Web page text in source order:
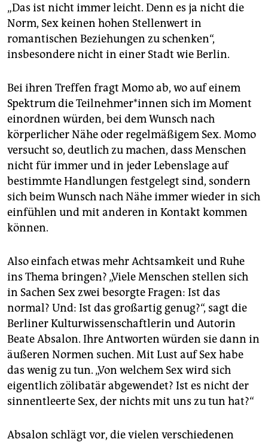
„Das ist nicht immer leicht. Denn es ja nicht die
Norm, Sex keinen hohen Stellenwert in
romantischen Beziehungen zu schenken“,
insbesondere nicht in einer Stadt wie Berlin.
Bei ihren Treffen fragt Momo ab, wo auf einem
Spektrum die Teil­neh­me­r*in­nen sich im Moment
einordnen würden, bei dem Wunsch nach
körperlicher Nähe oder regelmäßigem Sex. Momo
versucht so, deutlich zu machen, dass Menschen
nicht für immer und in jeder Lebenslage auf
bestimmte Handlungen festgelegt sind, sondern
sich beim Wunsch nach Nähe immer wieder in sich
einfühlen und mit anderen in Kontakt kommen
können.
Also einfach etwas mehr Achtsamkeit und Ruhe
ins Thema bringen? „Viele Menschen stellen sich
in Sachen Sex zwei besorgte Fragen: Ist das
normal? Und: Ist das großartig genug?“, sagt die
Berliner Kulturwissenschaftlerin und Autorin
Beate Absalon. Ihre Antworten würden sie dann in
äußeren Normen suchen. Mit Lust auf Sex habe
das wenig zu tun. „Von welchem Sex wird sich
eigentlich zölibatär abgewendet? Ist es nicht der
sinnentleerte Sex, der nichts mit uns zu tun hat?“
Absalon schlägt vor, die vielen verschiedenen